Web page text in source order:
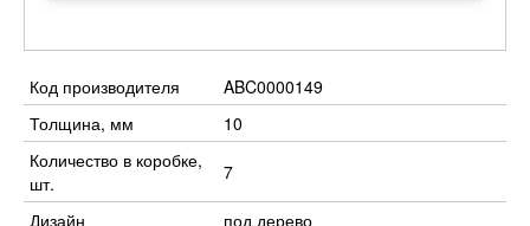
Код производителя
ABC0000149
Толщина, мм
10
Количество в коробке,
шт.
7
Дизайн
под дерево